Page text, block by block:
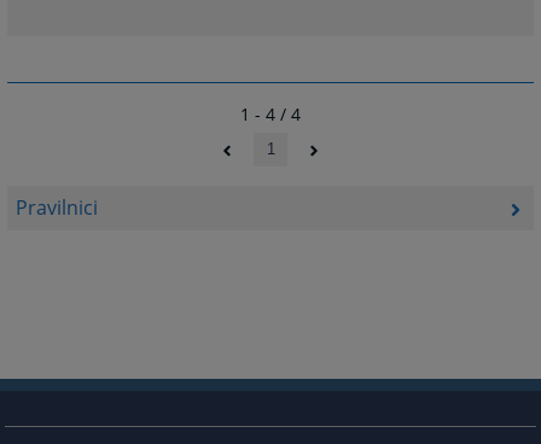
Pravilnici
1 - 4 / 4
1